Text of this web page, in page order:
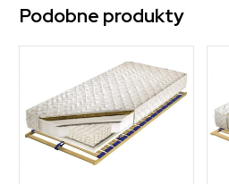
Podobne produkty